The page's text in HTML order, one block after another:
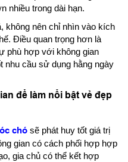
nhiều trong dài hạn.
không nên chỉ nhìn vào kích
Điều quan trọng hơn là
phù hợp với không gian
nhu cầu sử dụng hằng ngày
để làm nổi bật vẻ đẹp
chó sẽ phát huy tốt giá trị
gian có cách phối hợp hợp
gia chủ có thể kết hợp